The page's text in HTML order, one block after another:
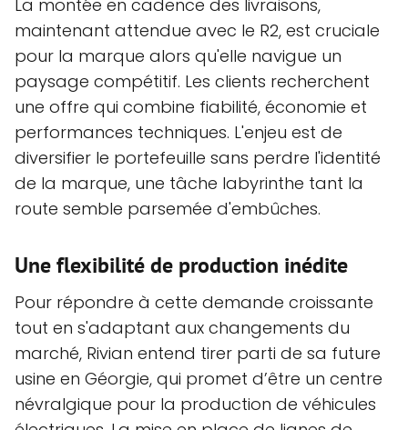
La montée en cadence des livraisons,
maintenant attendue avec le R2, est cruciale
pour la marque alors qu'elle navigue un
paysage compétitif. Les clients recherchent
une offre qui combine fiabilité, économie et
performances techniques. L'enjeu est de
diversifier le portefeuille sans perdre l'identité
de la marque, une tâche labyrinthe tant la
route semble parsemée d'embûches.
Une flexibilité de production inédite
Pour répondre à cette demande croissante
tout en s'adaptant aux changements du
marché, Rivian entend tirer parti de sa future
usine en Géorgie, qui promet d’être un centre
névralgique pour la production de véhicules